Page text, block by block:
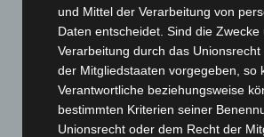
Juli 2026 (73)
Juni 2026
(139)
Mai 2026(99)
April 2026(99)
März 2026
(115)
und Mittel der Verarbeitung von
Daten entscheidet. Sind die
Verarbeitung durch das
der Mitgliedstaaten vorgegeben, so
Verantwortliche beziehungsweise
bestimmten Kriterien seiner
Unionsrecht oder dem Recht der